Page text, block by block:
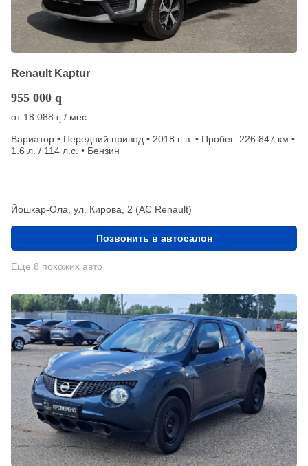
Renault Kaptur
955 000 q
от 18 088 q / мес.
Вариатор • Передний привод • 2018 г. в. • Пробег: 226 847 км •
1.6 л. / 114 л.с. • Бензин
Йошкар-Ола, ул. Кирова, 2 (АС Renault)
Позвонить в автосалон
Еще 8 похожих авто